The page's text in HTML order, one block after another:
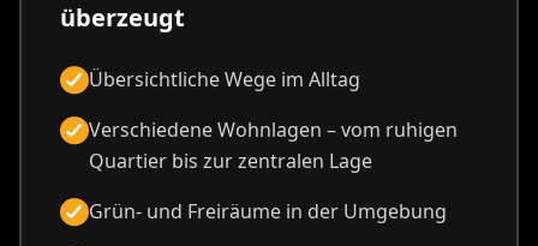
überzeugt
Übersichtliche Wege im Alltag
Verschiedene Wohnlagen – vom ruhigen
Quartier bis zur zentralen Lage
Grün- und Freiräume in der Umgebung